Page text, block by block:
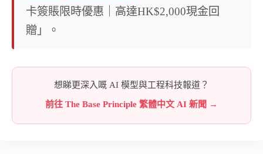
卡簽賬限時優惠｜高達HK$2,000現金回
贈」。
想睇更深入嘅 AI 模型與工程科技報道？
前往 The Base Principle 繁體中文 AI 新聞 →